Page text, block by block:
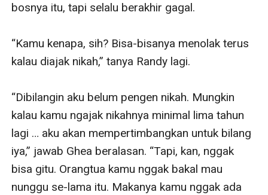
bosnya itu, tapi selalu berakhir gagal.
“Kamu kenapa, sih? Bisa-bisanya menolak terus
kalau diajak nikah,” tanya Randy lagi.
“Dibilangin aku belum pengen nikah. Mungkin
kalau kamu ngajak nikahnya minimal lima tahun
lagi … aku akan mempertimbangkan untuk bilang
iya,” jawab Ghea beralasan. “Tapi, kan, nggak
bisa gitu. Orangtua kamu nggak bakal mau
nunggu se-lama itu. Makanya kamu nggak ada